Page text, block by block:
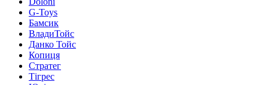
G-Toys
Бамсик
ВладиТойс
Данко Тойс
Копиця
Стратег
Тігрес